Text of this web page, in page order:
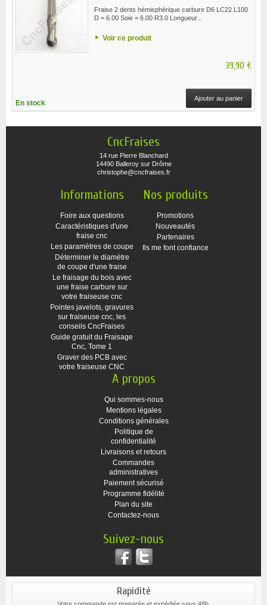
Fraise 2 dents hémisphérique carbure D6 LC22 L100
D = 6.00 Soie = 6.00 R3.0 Longueur...
Voir ce produit
39,90 €
En stock
Ajouter au panier
CncFraises
14 rue Pierre Blanchard
14490 Balleroy sur Drôme
christophe@cncfraises.fr
Informations
Foire aux questions
Caractéristiques d'une
fraise cnc
Les paramètres de coupe
Déterminer le diamètre
de coupe d'une fraise
Le fraisage du bois avec
une fraise carbure sur
votre fraiseuse cnc
Pointes javelots, gravures
sur fraiseuse cnc, les
conseils CncFraises
Guide gratuit du Fraisage
Cnc, Tome 1
Graver des PCB avec
votre fraiseuse CNC
Nos produits
Promotions
Nouveautés
Partenaires
Ils me font confiance
A propos
Qui sommes-nous
Mentions légales
Conditions générales
Politique de
confidentialité
Livraisons et retours
Commandes
administratives
Paiement sécurisé
Programme fidélité
Plan du site
Contactez-nous
Suivez-nous
Rapidité
Votre commande est preparée et expédiée sous 48h.